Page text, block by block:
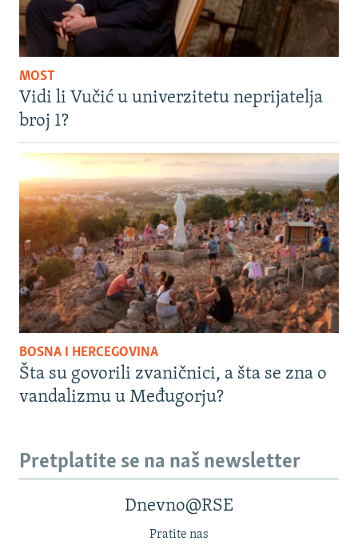
MOST
Vidi li Vučić u univerzitetu neprijatelja
broj 1?
BOSNA I HERCEGOVINA
Šta su govorili zvaničnici, a šta se zna o
vandalizmu u Međugorju?
Pretplatite se na naš newsletter
Dnevno@RSE
Pratite nas